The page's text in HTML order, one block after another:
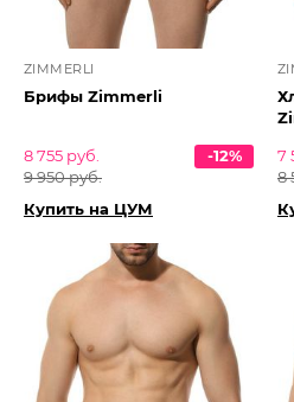
ZIMMERLI
Брифы Zimmerli
8 755 руб.
9 950 руб.
-12%
Купить на ЦУМ
7
8